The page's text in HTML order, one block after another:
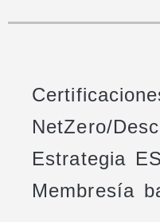
NetZero/
Estrategia
Membresía